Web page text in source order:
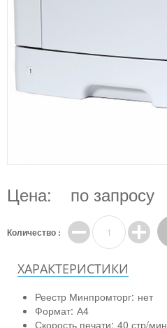
Цена: по запросу
Количество :
ХАРАКТЕРИСТИКИ
Реестр Минпромторг: нет
Формат: А4
Скорость печати: 40 стр/мин